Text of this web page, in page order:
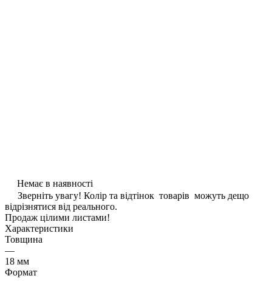
Немає в наявності
Зверніть увагу! Колір та відтінок товарів можуть дещо
відрізнятися від реального.
Продаж цілими листами!
Характеристики
Товщина
—
18 мм
Формат